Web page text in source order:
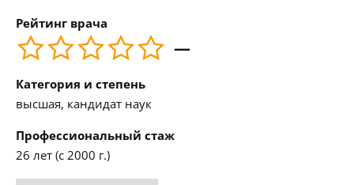
Рейтинг врача
—
Категория и степень
высшая, кандидат наук
Профессиональный стаж
26 лет (с 2000 г.)